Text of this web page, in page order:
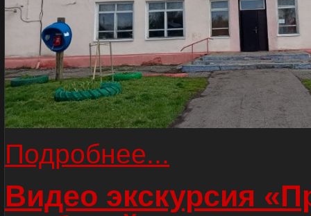
Подробнее...
Видео экскурсия